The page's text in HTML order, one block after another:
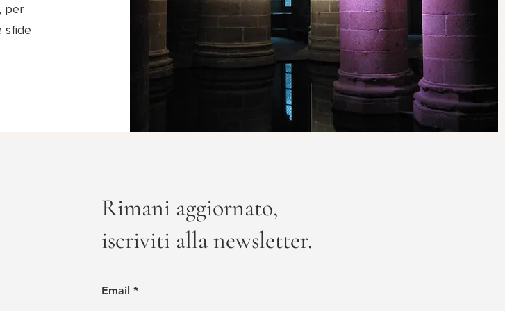
per
sfide
Rimani aggiornato,
iscriviti alla newsletter.
Email